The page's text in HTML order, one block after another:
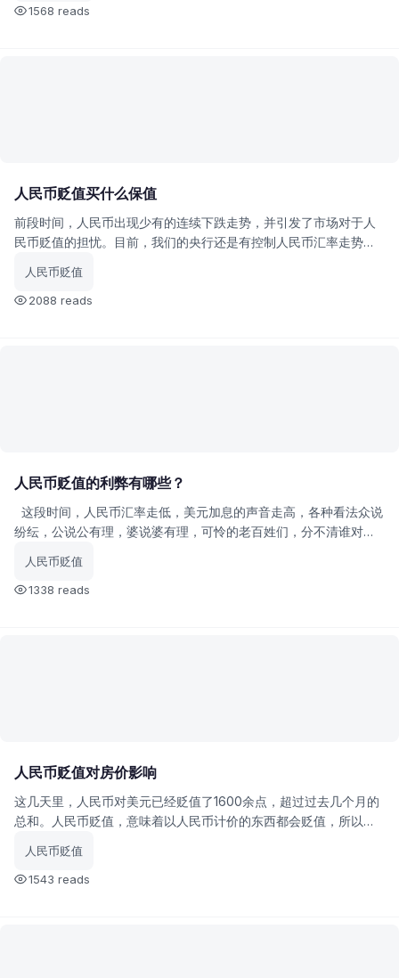
呢？1568 reads
人民币贬值买什么保值
前段时间，人民币出现少有的连续下跌走势，并引发了市场对于人
民币贬值的担忧。目前，我们的央行还是有控制人民币汇率走势的
场的话语权；
人民币贬值
2088 reads
人民币贬值的利弊有哪些？
这段时间，人民币汇率走低，美元加息的声音走高，各种看法众说
纷纭，公说公有理，婆说婆有理，可怜的老百姓们，分不清谁对谁
人民币贬值
1338 reads
人民币贬值对房价影响
这几天里，人民币对美元已经贬值了1600余点，超过过去几个月的
总和。人民币贬值，意味着以人民币计价的东西都会贬值，所以最
人民币贬值
1543 reads